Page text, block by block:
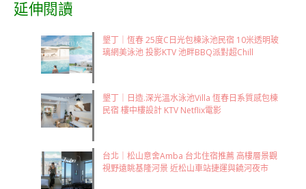
延伸閱讀
墾丁｜恆春 25度C日光包棟泳池民宿 10米透明玻
璃網美泳池 投影KTV 池畔BBQ派對超Chill
墾丁｜日造.深光溫水泳池Villa 恆春日系質感包棟
民宿 樓中樓設計 KTV Netflix電影
台北｜松山意舍Amba 台北住宿推薦 高樓層景觀
視野遠眺基隆河景 近松山車站捷運與饒河夜市